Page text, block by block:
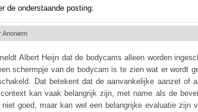
de onderstaande posting:
Anoniem
Albert Heijn dat de bodycams alleen worden
schermpje van de bodycam is te zien wat er wordt
Dat betekent dat de aanvankelijke aanzet of
kan vaak belangrijk zijn, met name als de
niet goed, maar kan wel een belangrijke evaluatie zijn